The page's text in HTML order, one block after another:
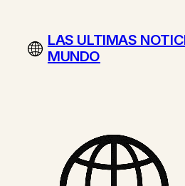
contenidoLAS ULTIMAS
MUNDO